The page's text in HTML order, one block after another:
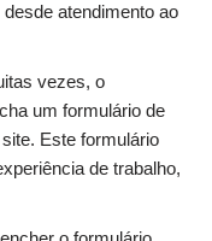
atendimento ao
vezes, o
um formulário de
Este formulário
de trabalho,